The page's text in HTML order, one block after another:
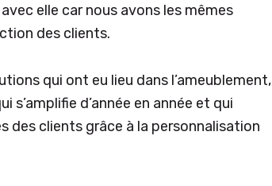
elle car nous avons les mêmes
des clients.
qui ont eu lieu dans l’ameublement,
d’année en année et qui
des clients grâce à la personnalisation